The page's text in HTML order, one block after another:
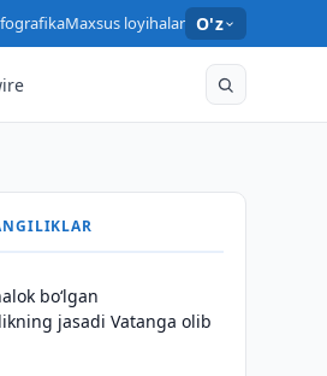
Maxsus loyihalar O'z
bo‘lgan
jasadi Vatanga olib